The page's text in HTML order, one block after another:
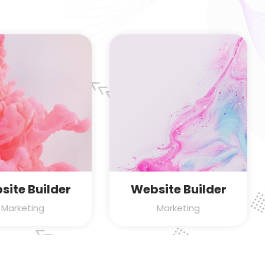
Builder
Marketing
Website Builder
Marketing